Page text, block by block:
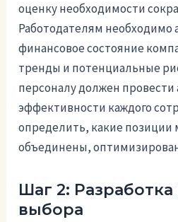
оценку необходимости
Работодателям необходимо
финансовое состояние
тренды и потенциальные
персоналу должен провести
эффективности каждого
определить, какие позиции
объединены,
Шаг 2:
выбора